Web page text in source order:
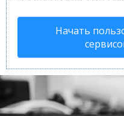
Начать